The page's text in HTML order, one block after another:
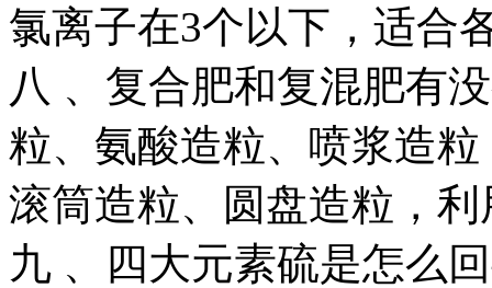
氯离子在3个以下，适合
八 、复合肥和复混肥有
粒、氨酸造粒、喷浆造
滚筒造粒、圆盘造粒，利
九 、四大元素硫是怎么